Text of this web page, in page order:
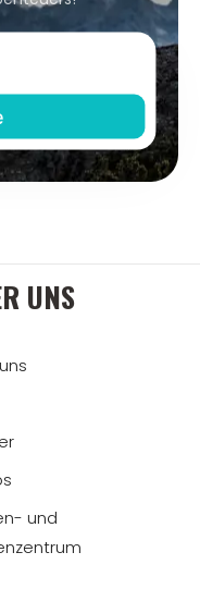
UNS
und